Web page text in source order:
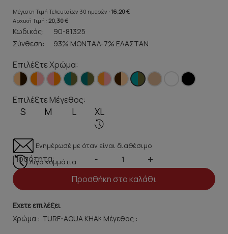
Μέγιστη Τιμή Τελευταίων 30 ημερών : 16,20 €
Αρχική Τιμή : 20,30 €
Κωδικός:
90-81325
Σύνθεση:
93% ΜΟΝΤΑΛ-7% ΕΛΑΣΤΑΝ
Επιλέξτε Χρώμα:
Επιλέξτε Μέγεθος:
S M L XL
Ενημέρωσέ με όταν είναι διαθέσιμο
Λίγα κομμάτια
Ποσότητα: - +
Προσθήκη στο καλάθι
Εχετε επιλέξει
Χρώμα :
Μέγεθος :